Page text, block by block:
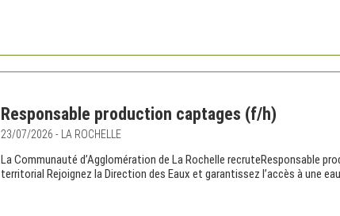
Responsable production captages (f/h)
23/07/2026 - LA ROCHELLE
La Communauté d’Agglomération de La Rochelle recruteResponsable
territorial Rejoignez la Direction des Eaux et garantissez l’accès à une